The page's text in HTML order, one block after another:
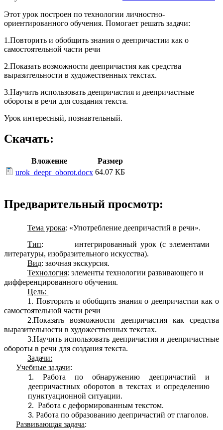
Этот урок построен по технологии личностно-
ориентированного обучения. Помогает решать задачи:
1.Повторить и обобщить знания о деепричастии как о
самостоятельной части речи
2.Показать возможности деепричастия как средства
выразительности в художественных текстах.
3.Научить использовать деепричастия и деепричастные
обороты в речи для создания текста.
Урок интересный, познавтельный.
Скачать:
Вложение
Размер
urok_deepr_oborot.docx 64.07 КБ
Предварительный просмотр:
Тема урока: «Употребление деепричастий в речи».
Тип: интегрированный урок (с элементами
литературы, изобразительного искусства).
Вид: заочная экскурсия.
Технология: элементы технологии развивающего и
дифференцированного обучения.
Цель:
1. Повторить и обобщить знания о деепричастии как о
самостоятельной части речи
2.Показать возможности деепричастия как средства
выразительности в художественных текстах.
3.Научить использовать деепричастия и деепричастные
обороты в речи для создания текста.
Задачи:
Учебные задачи:
Работа по обнаружению деепричастий и
деепричастных оборотов в текстах и определению
пунктуационной ситуации.
Работа с деформированным текстом.
Работа по образованию деепричастий от глаголов.
Развивающая задача: